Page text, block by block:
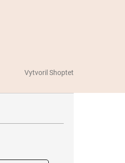
Vytvoril Shoptet